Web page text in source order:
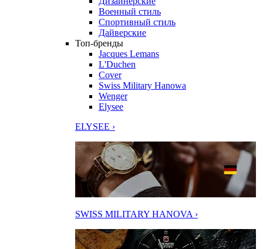
Военный стиль
Спортивный стиль
Дайверские
Топ-бренды
Jacques Lemans
L'Duchen
Cover
Swiss Military Hanowa
Wenger
Elysee
ELYSEE ›
SWISS MILITARY HANOVA ›